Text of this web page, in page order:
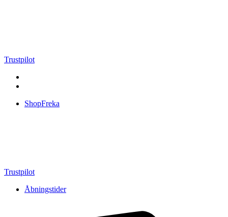
Trustpilot
ShopFreka
Trustpilot
Åbningstider